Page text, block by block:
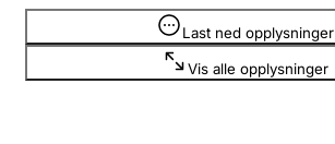
Registrere, endre, slette
Last ned opplysninger
Vis alle opplysninger
Opplysninger er skjult